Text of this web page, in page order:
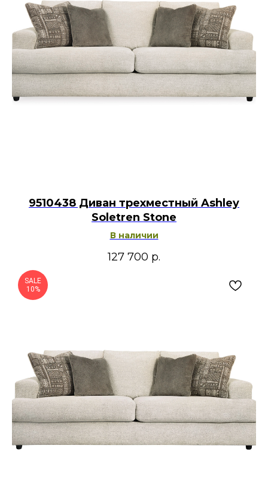
9510438 Диван трехместный Ashley
Soletren Stone
В наличии
127 700 р.
SALE
10%